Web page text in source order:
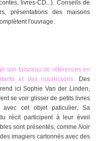
livres-CD...). Conseils de
présentations des maisons
l'ouvrage.
son faisceau de références en
et des nourrissons. Des
ici Sophie Van der Linden,
se voir glisser de petits livres
cet objet paticulier. Sa
récit participent à leur éveil
sont présentés, comme Noir
imagiers cartonnés avec des